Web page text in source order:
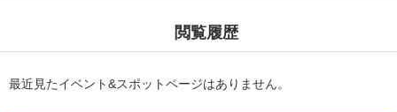
閲覧履歴
最近見たイベント&スポットページはありません。